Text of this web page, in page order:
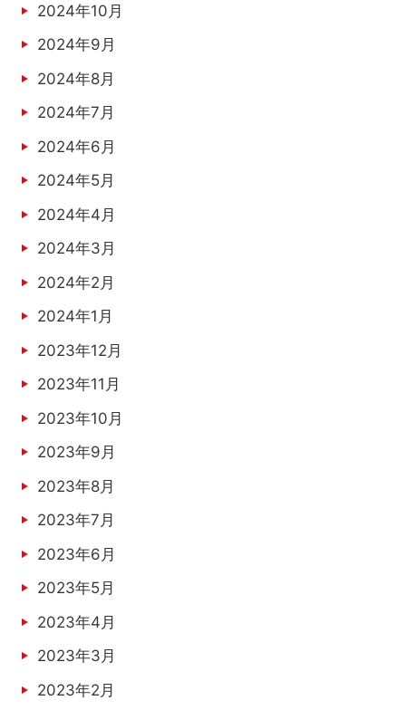
2024年10月
2024年9月
2024年8月
2024年7月
2024年6月
2024年5月
2024年4月
2024年3月
2024年2月
2024年1月
2023年12月
2023年11月
2023年10月
2023年9月
2023年8月
2023年7月
2023年6月
2023年5月
2023年4月
2023年3月
2023年2月